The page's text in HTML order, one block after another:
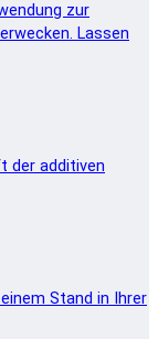
zur
Lassen
der additiven
Stand in Ihrer